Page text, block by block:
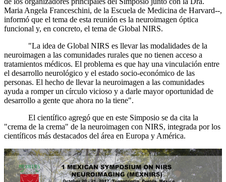
Maria Angela Franceschini, de la Escuela de Medicina de Harvard--,
informó que el tema de esta reunión es la neuroimagen óptica
funcional y, en concreto, el tema de Global NIRS.
"La idea de Global NIRS es llevar las modalidades de la
neuroimagen a las comunidades rurales que no tienen acceso a
tratamientos médicos. El problema es que hay una vinculación entre
el desarrollo neurológico y el estado socio-económico de las
personas. El hecho de llevar la neuroimagen a las comunidades
ayuda a romper un círculo vicioso y a darle mayor oportunidad de
desarrollo a gente que ahora no la tiene".
El científico agregó que en este Simposio se da cita la
"crema de la crema" de la neuroimagen con NIRS, integrada por los
científicos más destacados del área en Europa y América.